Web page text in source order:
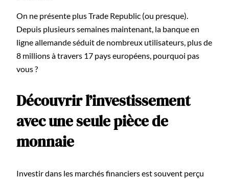
On ne présente plus Trade Republic (ou presque).
Depuis plusieurs semaines maintenant, la banque en
ligne allemande séduit de nombreux utilisateurs, plus de
8 millions à travers 17 pays européens, pourquoi pas
vous ?
Découvrir l’investissement
avec une seule pièce de
monnaie
Investir dans les marchés financiers est souvent perçu